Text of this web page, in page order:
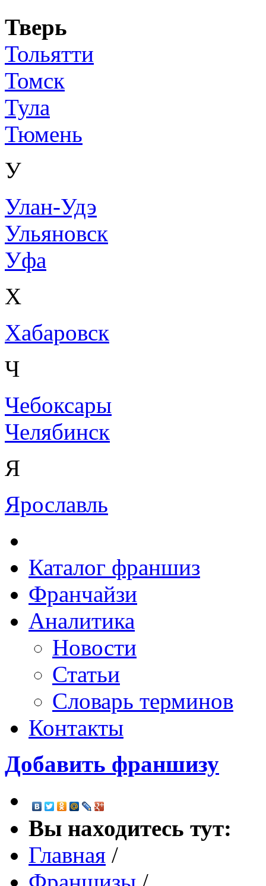
Тверь
Тольятти
Томск
Тула
Тюмень
У
Улан-Удэ
Ульяновск
Уфа
Х
Хабаровск
Ч
Чебоксары
Челябинск
Я
Ярославль
Каталог франшиз
Франчайзи
Аналитика
Новости
Статьи
Словарь терминов
Контакты
Добавить франшизу
Вы находитесь тут:
Главная /